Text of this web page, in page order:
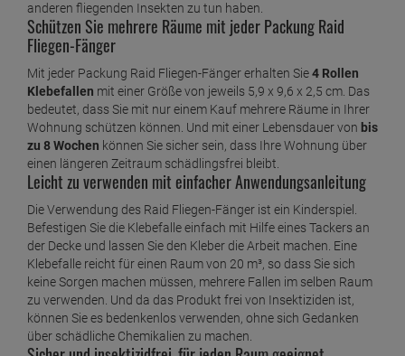
anderen fliegenden Insekten zu tun haben.
Schützen Sie mehrere Räume mit jeder Packung Raid
Fliegen-Fänger
Mit jeder Packung Raid Fliegen-Fänger erhalten Sie4 Rollen
Klebefallen mit einer Größe von jeweils 5,9 x 9,6 x 2,5 cm. Das
bedeutet, dass Sie mit nur einem Kauf mehrere Räume in Ihrer
Wohnung schützen können. Und mit einer Lebensdauer von bis
zu 8 Wochen können Sie sicher sein, dass Ihre Wohnung über
einen längeren Zeitraum schädlingsfrei bleibt.
Leicht zu verwenden mit einfacher Anwendungsanleitung
Die Verwendung des Raid Fliegen-Fänger ist ein Kinderspiel.
Befestigen Sie die Klebefalle einfach mit Hilfe eines Tackers an
der Decke und lassen Sie den Kleber die Arbeit machen. Eine
Klebefalle reicht für einen Raum von 20 m³, so dass Sie sich
keine Sorgen machen müssen, mehrere Fallen im selben Raum
zu verwenden. Und da das Produkt frei von Insektiziden ist,
können Sie es bedenkenlos verwenden, ohne sich Gedanken
über schädliche Chemikalien zu machen.